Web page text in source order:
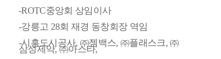
-ROTC중앙회 상임이사
-강릉고 28회 재경 동창회장 역임
-시흥도시공사,㈜젬백스,㈜플래스크,㈜
삼성제약,㈜아스타,